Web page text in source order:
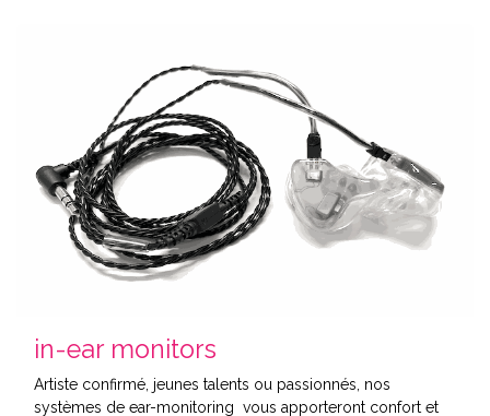
in-ear monitors
Artiste confirmé, jeunes talents ou passionnés, nos
systèmes de ear-monitoring vous apporteront confort et